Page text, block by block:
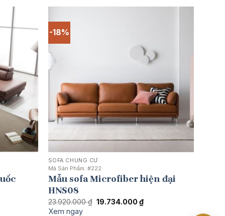
-18%
SOFA CHUNG CƯ
Mã Sản Phẩm: #222
Mẫu sofa Microfiber hiện đại
HNS08
23.920.000₫ Giá
19.734.000₫Giá
Xem ngay